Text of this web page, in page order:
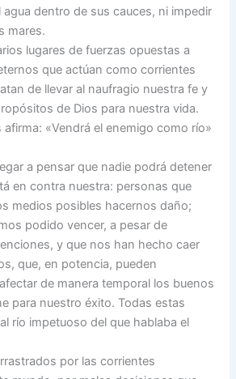
dentro de sus cauces, ni impedir
mares.
lugares de fuerzas opuestas a
que actúan como corrientes
de llevar al naufragio nuestra fe y
de Dios para nuestra vida.
«Vendrá el enemigo como río»
a pensar que nadie podrá detener
en contra nuestra: personas que
medios posibles hacernos daño;
podido vencer, a pesar de
y que nos han hecho caer
que, en potencia, pueden
de manera temporal los buenos
para nuestro éxito. Todas estas
río impetuoso del que hablaba el
por las corrientes